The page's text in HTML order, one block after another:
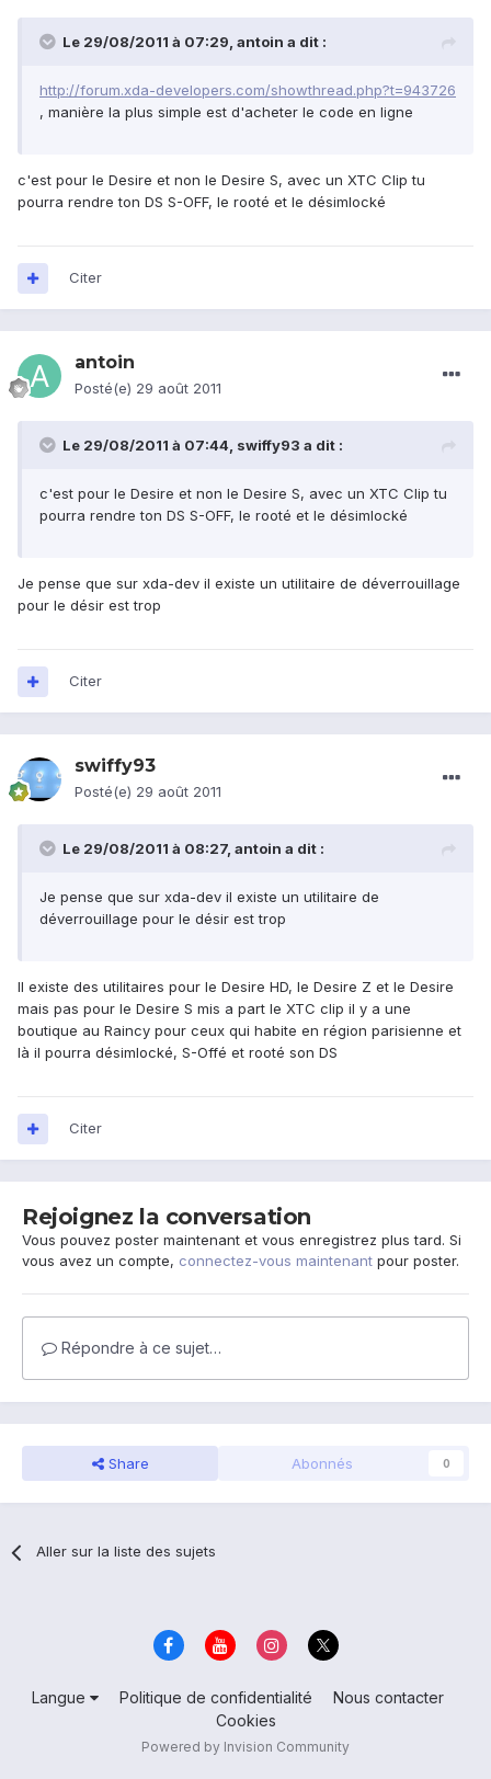
Le 29/08/2011 à 07:29, antoin a dit :
http://forum.xda-developers.com/showthread.php?t=943726
, manière la plus simple est d'acheter le code en ligne
c'est pour le Desire et non le Desire S, avec un XTC Clip tu
pourra rendre ton DS S-OFF, le rooté et le désimlocké
Citer
antoin
Posté(e) 29 août 2011
Le 29/08/2011 à 07:44, swiffy93 a dit :
c'est pour le Desire et non le Desire S, avec un XTC Clip tu
pourra rendre ton DS S-OFF, le rooté et le désimlocké
Je pense que sur xda-dev il existe un utilitaire de déverrouillage
pour le désir est trop
Citer
swiffy93
Posté(e) 29 août 2011
Le 29/08/2011 à 08:27, antoin a dit :
Je pense que sur xda-dev il existe un utilitaire de
déverrouillage pour le désir est trop
Il existe des utilitaires pour le Desire HD, le Desire Z et le Desire
mais pas pour le Desire S mis a part le XTC clip il y a une
boutique au Raincy pour ceux qui habite en région parisienne et
là il pourra désimlocké, S-Offé et rooté son DS
Citer
Rejoignez la conversation
Vous pouvez poster maintenant et vous enregistrez plus tard. Si
vous avez un compte, connectez-vous maintenant pour poster.
Répondre à ce sujet…
Share Abonnés 0
Aller sur la liste des sujets
Langue Politique de confidentialité
Nous contacter
Cookies
Powered by Invision Community